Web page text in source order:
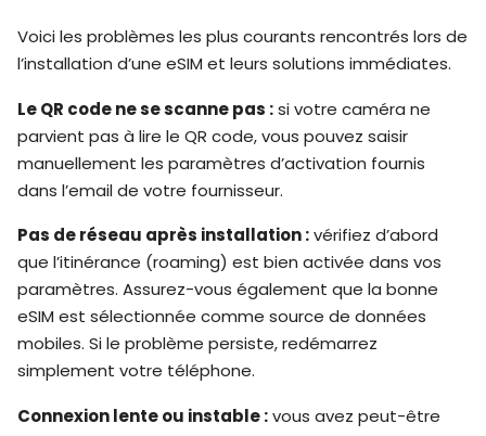
Voici les problèmes les plus courants rencontrés lors de
l’installation d’une eSIM et leurs solutions immédiates.
Le QR code ne se scanne pas :si votre caméra ne
parvient pas à lire le QR code, vous pouvez saisir
manuellement les paramètres d’activation fournis
dans l’email de votre fournisseur.
Pas de réseau après installation :vérifiez d’abord
que l’itinérance (roaming) est bien activée dans vos
paramètres. Assurez-vous également que la bonne
eSIM est sélectionnée comme source de données
mobiles. Si le problème persiste, redémarrez
simplement votre téléphone.
Connexion lente ou instable :vous avez peut-être